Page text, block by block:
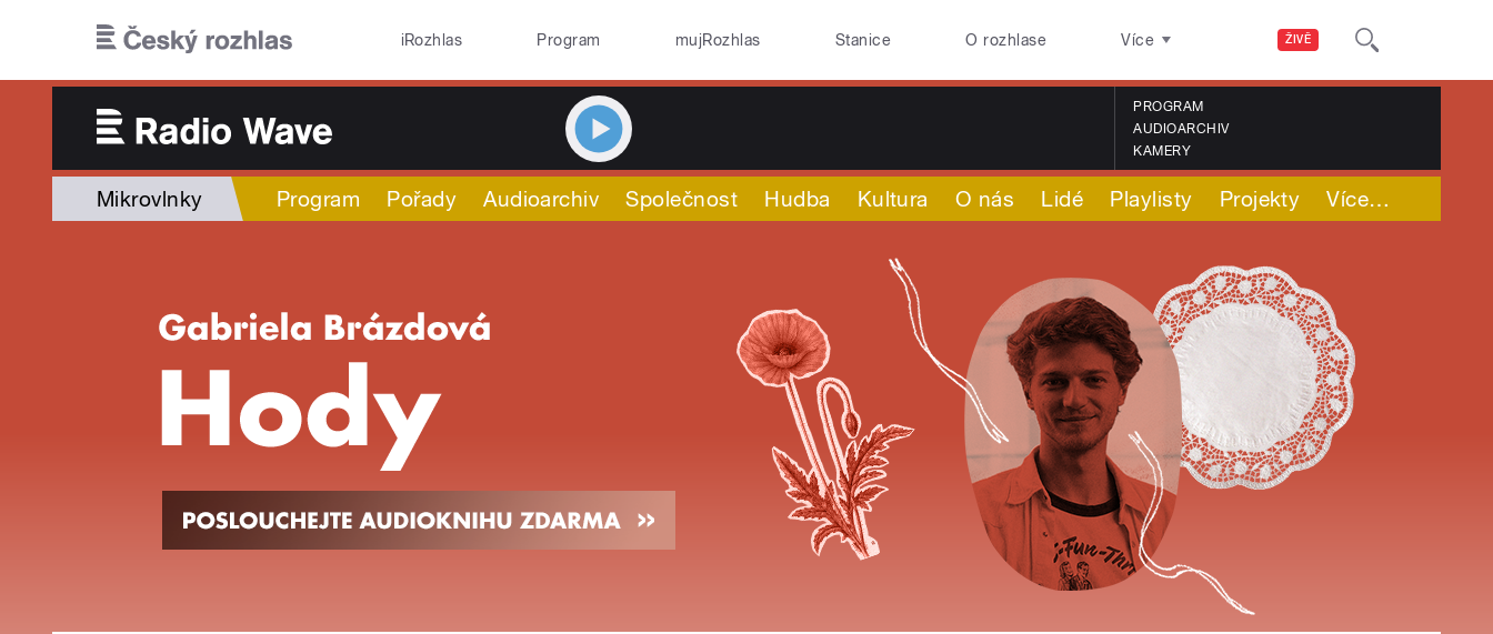
ŽIVĚ
iRozhlas Program mujRozhlas Stanice O rozhlase Více
PROGRAM
AUDIOARCHIV
KAMERY
Mikrovlnky Program Pořady Audioarchiv Společnost Hudba Kultura O nás Lidé Playlisty Projekty Více…